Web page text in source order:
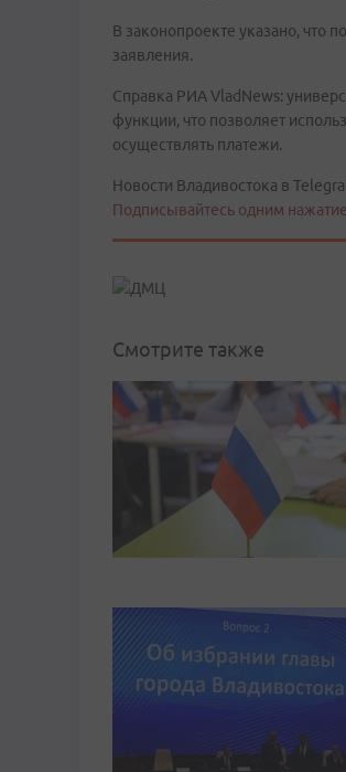
В законопроекте указано, что
заявления.
Справка РИА VladNews:
функции, что позволяет
осуществлять платежи.
Новости Владивостока в
Подписывайтесь одним
Смотрите также